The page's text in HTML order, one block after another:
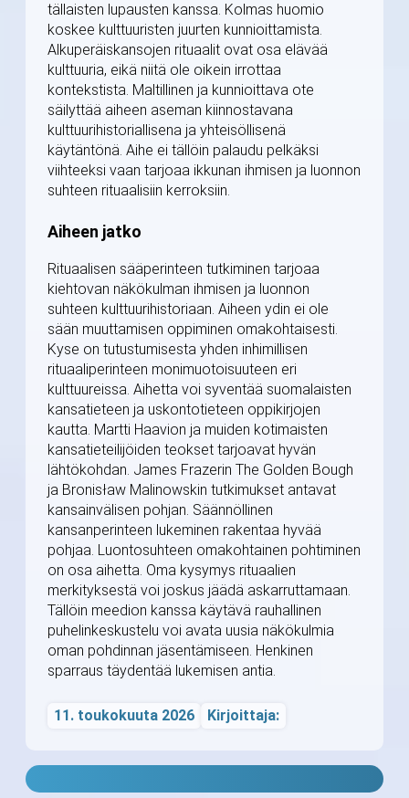
tällaisten lupausten kanssa. Kolmas huomio
koskee kulttuuristen juurten kunnioittamista.
Alkuperäiskansojen rituaalit ovat osa elävää
kulttuuria, eikä niitä ole oikein irrottaa
kontekstista. Maltillinen ja kunnioittava ote
säilyttää aiheen aseman kiinnostavana
kulttuurihistoriallisena ja yhteisöllisenä
käytäntönä. Aihe ei tällöin palaudu pelkäksi
viihteeksi vaan tarjoaa ikkunan ihmisen ja luonnon
suhteen rituaalisiin kerroksiin.
Aiheen jatko
Rituaalisen sääperinteen tutkiminen tarjoaa
kiehtovan näkökulman ihmisen ja luonnon
suhteen kulttuurihistoriaan. Aiheen ydin ei ole
sään muuttamisen oppiminen omakohtaisesti.
Kyse on tutustumisesta yhden inhimillisen
rituaaliperinteen monimuotoisuuteen eri
kulttuureissa. Aihetta voi syventää suomalaisten
kansatieteen ja uskontotieteen oppikirjojen
kautta. Martti Haavion ja muiden kotimaisten
kansatieteilijöiden teokset tarjoavat hyvän
lähtökohdan. James Frazerin The Golden Bough
ja Bronisław Malinowskin tutkimukset antavat
kansainvälisen pohjan. Säännöllinen
kansanperinteen lukeminen rakentaa hyvää
pohjaa. Luontosuhteen omakohtainen pohtiminen
on osa aihetta. Oma kysymys rituaalien
merkityksestä voi joskus jäädä askarruttamaan.
Tällöin meedion kanssa käytävä rauhallinen
puhelinkeskustelu voi avata uusia näkökulmia
oman pohdinnan jäsentämiseen. Henkinen
sparraus täydentää lukemisen antia.
11. toukokuuta 2026 Kirjoittaja: